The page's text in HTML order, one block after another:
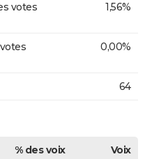
votes
1,56%
0,00%
64
% des voix Voix